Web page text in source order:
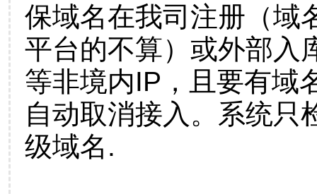
保域名在我司注册（域
平台的不算）或外部入
等非境内IP，且要有域
自动取消接入。系统只
级域名.